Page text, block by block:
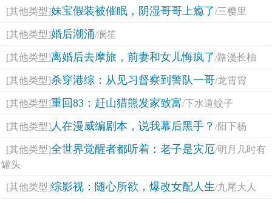
[其他类型]妹宝假装被催眠，阴湿哥哥上瘾了/三樱里
[其他类型]婚后潮涌/澜笙
[其他类型]离婚后去摩旅，前妻和女儿悔疯了/路漫长柚
[其他类型]杀穿港综：从见习督察到警队一哥/龙霄霄
[其他类型]重回83：赶山猎熊发家致富/下水道蚊子
[其他类型] 人在漫威编剧本，说我幕后黑手？/阳下杨
[其他类型]全世界觉醒者都听着：老子是灾厄/明月几时有
罐头
[其他类型]综影视：随心所欲，爆改女配人生/九尾大人